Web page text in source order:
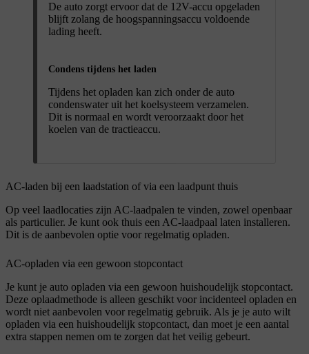
De auto zorgt ervoor dat de 12V-accu opgeladen
blijft zolang de hoogspanningsaccu voldoende
lading heeft.
Condens tijdens het laden
Tijdens het opladen kan zich onder de auto
condenswater uit het koelsysteem verzamelen.
Dit is normaal en wordt veroorzaakt door het
koelen van de tractieaccu.
AC-laden bij een laadstation of via een laadpunt thuis
Op veel laadlocaties zijn AC-laadpalen te vinden, zowel openbaar
als particulier. Je kunt ook thuis een AC-laadpaal laten installeren.
Dit is de aanbevolen optie voor regelmatig opladen.
AC-opladen via een gewoon stopcontact
Je kunt je auto opladen via een gewoon huishoudelijk stopcontact.
Deze oplaadmethode is alleen geschikt voor incidenteel opladen en
wordt niet aanbevolen voor regelmatig gebruik. Als je je auto wilt
opladen via een huishoudelijk stopcontact, dan moet je een aantal
extra stappen nemen om te zorgen dat het veilig gebeurt.